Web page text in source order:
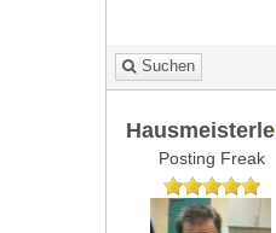
Suchen
Hausmeisterle
Posting Freak